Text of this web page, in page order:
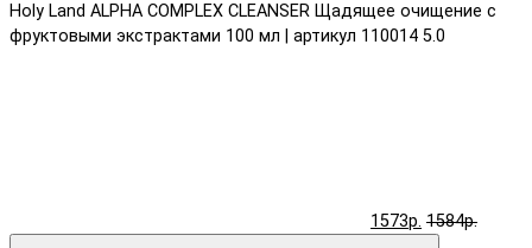
Holy Land ALPHA COMPLEX CLEANSER Щадящее очищение с
фруктовыми экстрактами 100 мл | артикул 110014 5.0
1573р. 1584р.